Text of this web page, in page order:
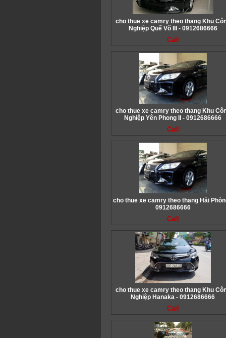
cho thue xe camry theo thang Khu
Nghiệp Quế Võ III - 0912686666
Call
cho thue xe camry theo thang Khu
Nghiệp Yên Phong II - 0912686666
Call
cho thue xe camry theo thang Hải
0912686666
Call
cho thue xe camry theo thang Khu
Nghiệp Hanaka - 0912686666
Call